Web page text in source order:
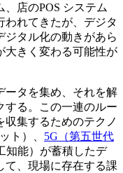
店のPOS システム
われてきたが、デジタ
ジタル化の動きがあら
大きく変わる可能性が
タを集め、それを解
する。この一連のルー
収集するためのテクノ
ト）、 5G（第五世代
知能）が蓄積したデ
て、現場に存在する課